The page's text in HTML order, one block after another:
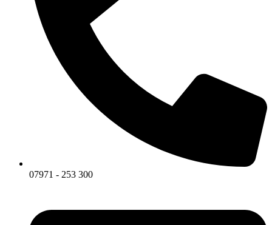
07971 - 253 300